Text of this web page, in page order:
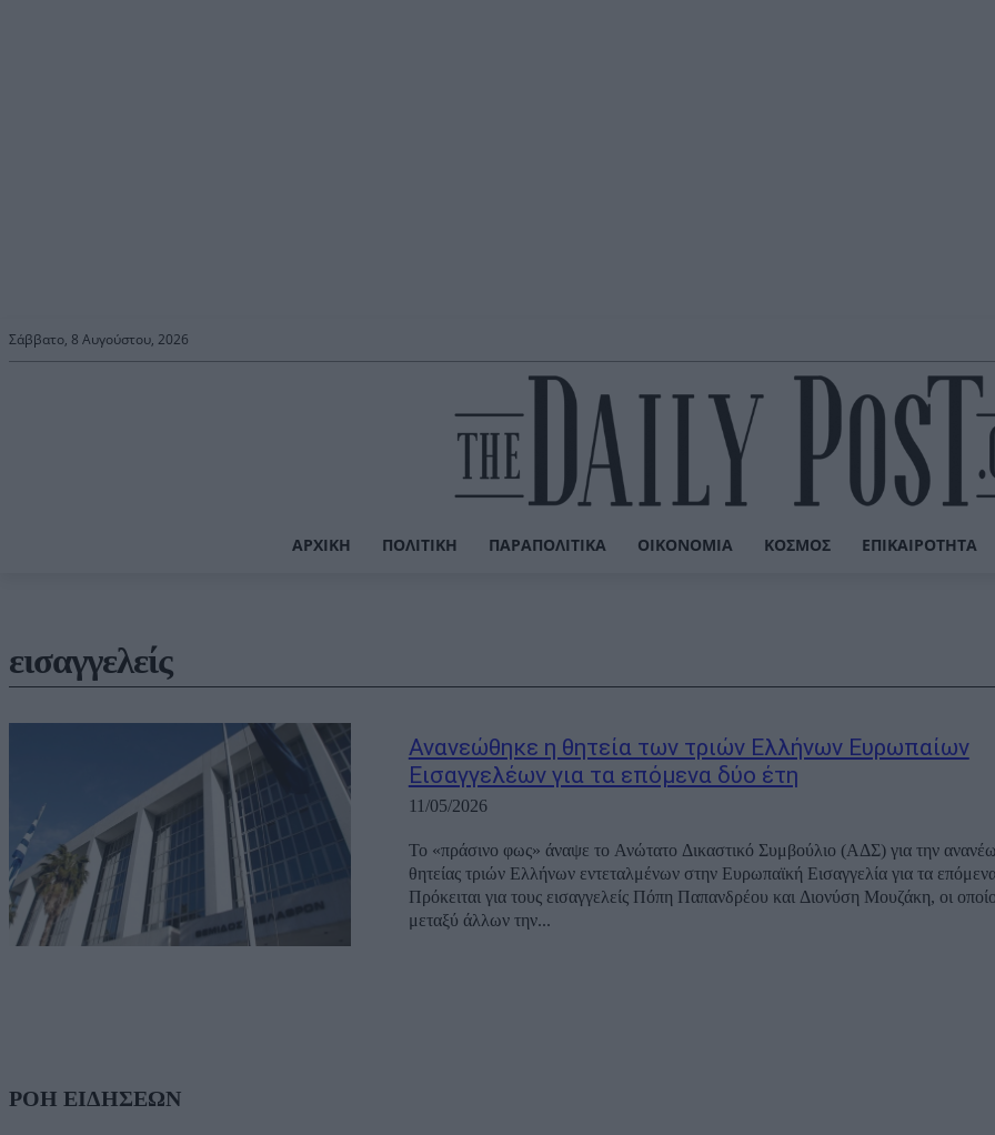
Σάββατο, 8 Αυγούστου, 2026
ΑΡΧΙΚΉ ΠΟΛΙΤΙΚΉ ΠΑΡΑΠΟΛΙΤΙΚΆ ΟΙΚΟΝΟΜΊΑ ΚΌΣΜΟΣ ΕΠΙΚΑΙΡΌΤΗΤΑ
εισαγγελείς
Ανανεώθηκε η θητεία των τριών Ελλήνων Ευρωπαίων
Εισαγγελέων για τα επόμενα δύο έτη
11/05/2026
Το «πράσινο φως» άναψε το Ανώτατο Δικαστικό Συμβούλιο (ΑΔΣ) για την
θητείας τριών Ελλήνων εντεταλμένων στην Ευρωπαϊκή Εισαγγελία για τα
Πρόκειται για τους εισαγγελείς Πόπη Παπανδρέου και Διονύση Μουζάκη, οι
μεταξύ άλλων την...
ΡΟΗ ΕΙΔΗΣΕΩΝ